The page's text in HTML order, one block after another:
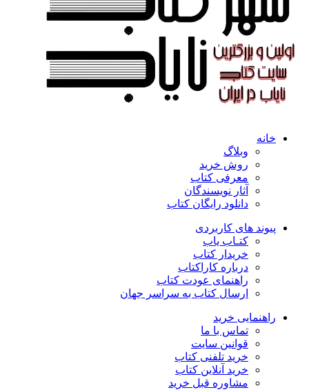
خانه
وبلاگ
روش خرید
معرفی کتاب
آثار نویسندگان
دانلود رایگان کتاب
پیوند های کاربردی
کتـاب یاب
خریدار کتاب
درباره کاراکتاب
راهنمای عودت کتاب
ارسال کتاب به سراسر جهان
راهنمایی خرید
تماس با ما
قوانین سایت
خرید تلفنی کتاب
خرید آنلاین کتاب
مشاوره قبل خرید